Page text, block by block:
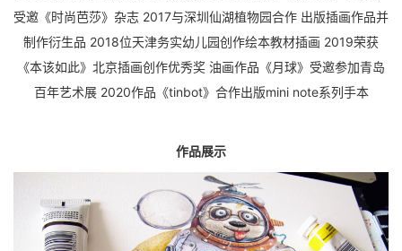
受邀《时尚芭莎》杂志 2017与深圳仙湖植物园合作 出版插画作品并
制作衍生品 2018位天津务实幼儿园创作绘本教材插画 2019荣获
《本该如此》北京插画创作优秀奖 油画作品《月球》受邀参加青岛
百年艺术展 2020作品《tinbot》合作出版mini note系列手本
作品展示